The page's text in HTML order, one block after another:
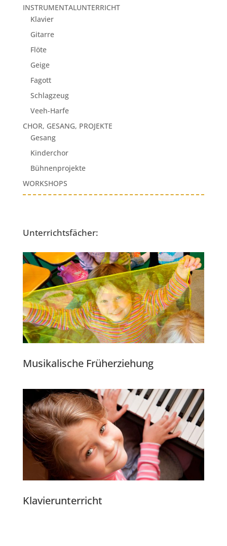
INSTRUMENTALUNTERRICHT
Klavier
Gitarre
Flöte
Geige
Fagott
Schlagzeug
Veeh-Harfe
CHOR, GESANG, PROJEKTE
Gesang
Kinderchor
Bühnenprojekte
WORKSHOPS
Unterrichtsfächer:
Musikalische Früherziehung
Klavierunterricht